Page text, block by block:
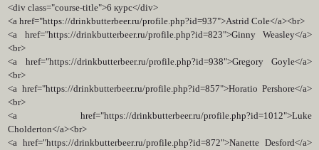
<div class="course-title">6 курс</div>
<a href="https://drinkbutterbeer.ru/profile.php?id=937">Astrid Cole</a><br>
<a href="https://drinkbutterbeer.ru/profile.php?id=823">Ginny Weasley</a>
<br>
<a href="https://drinkbutterbeer.ru/profile.php?id=938">Gregory Goyle</a>
<br>
<a href="https://drinkbutterbeer.ru/profile.php?id=857">Horatio Pershore</a>
<br>
<a href="https://drinkbutterbeer.ru/profile.php?id=1012">Luke
Cholderton</a><br>
<a href="https://drinkbutterbeer.ru/profile.php?id=872">Nanette Desford</a>